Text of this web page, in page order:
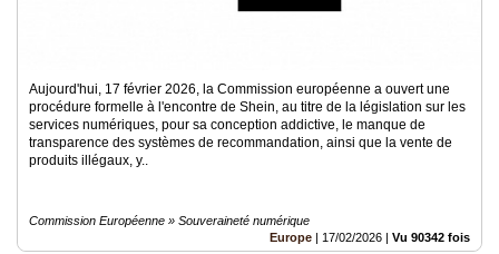
Aujourd'hui, 17 février 2026, la Commission européenne a ouvert une
procédure formelle à l'encontre de Shein, au titre de la législation sur les
services numériques, pour sa conception addictive, le manque de
transparence des systèmes de recommandation, ainsi que la vente de
produits illégaux, y..
Commission Européenne » Souveraineté numérique
Europe | 17/02/2026 | Vu 90342 fois